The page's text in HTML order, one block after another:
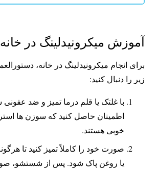
آموزش میکرونیدلینگ در خانه
برای انجام میکرونیدلینگ در خانه،
زیر را دنبال کنید:
با غلتک یا قلم درما تمیز و ضد
اطمینان حاصل کنید که سوزن ها
خوبی هستند.
صورت خود را کاملاً تمیز کنید تا
یا روغن پاک شود. پس از شستشو،